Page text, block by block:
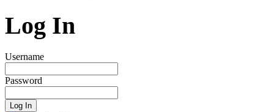
Log In
Username
Password